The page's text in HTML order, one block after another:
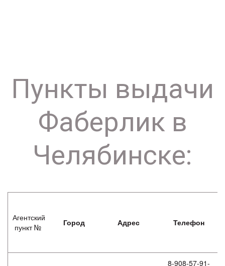
Пункты выдачи
Фаберлик в
Челябинске:
Агентский
пункт №
Город Адрес Телефон
8-908-57-91-